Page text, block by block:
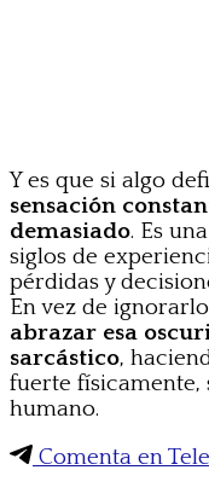
Y es que si algo
sensación
demasiado. Es
siglos de
pérdidas y
En vez de
abrazar esa
sarcástico,
fuerte
humano.
Comenta en